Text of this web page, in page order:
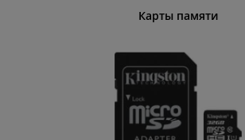
Карты памяти